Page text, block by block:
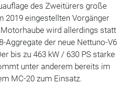
des Zweitürers große
2019 eingestellten Vorgänger
wird allerdings statt
Aggregate der neue Nettuno-V6
bis zu 463 kW / 630 PS starke
unter anderem bereits im
MC-20 zum Einsatz.